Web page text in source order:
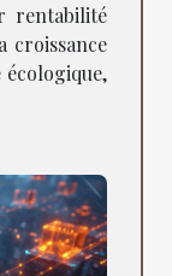
rentabilité
croissance
écologique,